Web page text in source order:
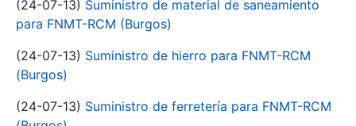
(24-07-13) Suministro de material de saneamiento
para FNMT-RCM (Burgos)
(24-07-13) Suministro de hierro para FNMT-RCM
(Burgos)
(24-07-13) Suministro de ferretería para FNMT-RCM